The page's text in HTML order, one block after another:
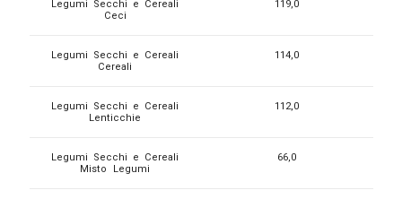
Legumi Secchi e Cereali
Ceci
119,0
Legumi Secchi e Cereali
Cereali
114,0
Legumi Secchi e Cereali
Lenticchie
112,0
Legumi Secchi e Cereali
Misto Legumi
66,0